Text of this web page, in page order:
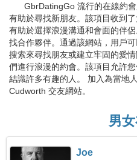
GbrDatingGo 流行的在線約
有助於尋找新朋友。該項目收到
有助於選擇浪漫溝通和會面的伴
找合作夥伴。通過該網站，用戶
搜索來尋找朋友或建立牢固的愛
們進行浪漫的約會。該項目允許
結識許多有趣的人。 加入為當地
Cudworth 交友網站。
男
Joe